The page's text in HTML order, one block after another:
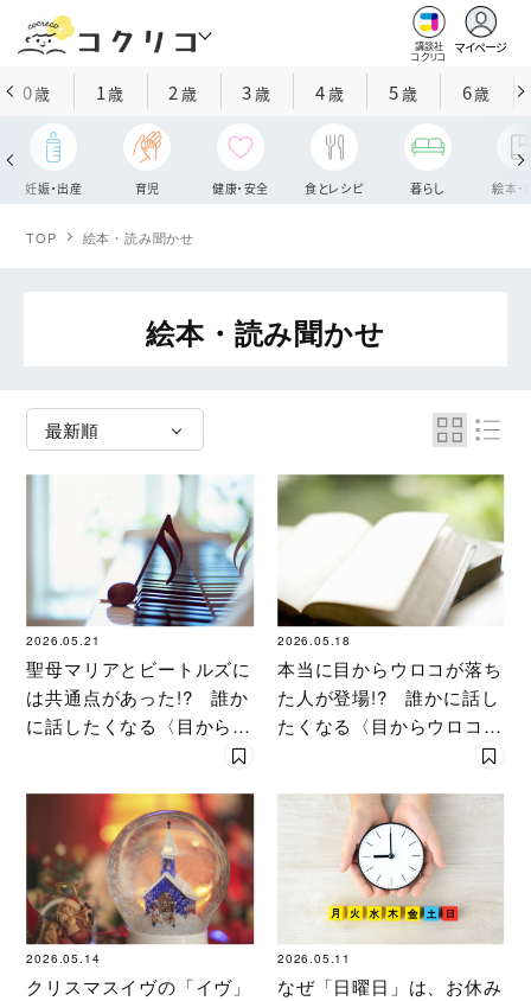
講談社
コクリコ
マイページ
0歳 1歳 2 歳 3歳 4歳 5歳 6歳
妊娠・出産 育児 健康・安全 食とレシピ 暮らし 絵本・
TOP 絵本・読み聞かせ
絵本・読み聞かせ
2026.05.21
聖母マリアとビートルズに
は共通点があった!? 誰か
に話したくなる〈目からウ
2026.05.18
本当に目からウロコが落ち
た人が登場!? 誰かに話し
たくなる〈目からウロコの
2026.05.14
クリスマスイヴの「イヴ」
2026.05.11
なぜ「日曜日」は、お休み